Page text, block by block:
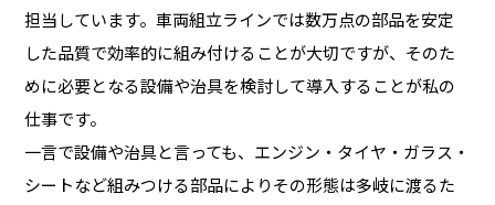
担当しています。車両組立ラインでは数万点の部品を安定
した品質で効率的に組み付けることが大切ですが、そのた
めに必要となる設備や治具を検討して導入することが私の
仕事です。
一言で設備や治具と言っても、エンジン・タイヤ・ガラス・
シートなど組みつける部品によりその形態は多岐に渡るた